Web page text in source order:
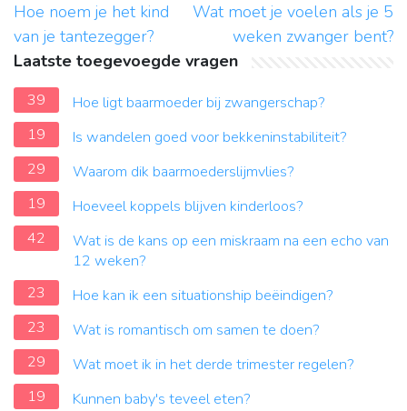
Hoe noem je het kind
van je tantezegger?
Wat moet je voelen als je 5
weken zwanger bent?
Laatste toegevoegde vragen
39
Hoe ligt baarmoeder bij zwangerschap?
19
Is wandelen goed voor bekkeninstabiliteit?
29
Waarom dik baarmoederslijmvlies?
19
Hoeveel koppels blijven kinderloos?
42
Wat is de kans op een miskraam na een echo van
12 weken?
23
Hoe kan ik een situationship beëindigen?
23
Wat is romantisch om samen te doen?
29
Wat moet ik in het derde trimester regelen?
19
Kunnen baby's teveel eten?